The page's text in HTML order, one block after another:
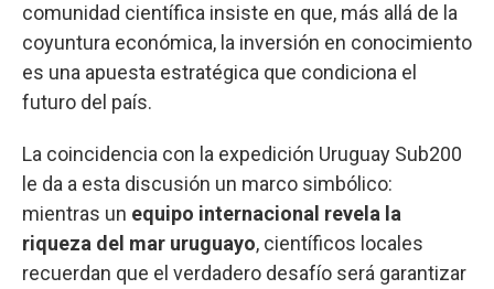
comunidad científica insiste en que, más allá de la
coyuntura económica, la inversión en conocimiento
es una apuesta estratégica que condiciona el
futuro del país.
La coincidencia con la expedición Uruguay Sub200
le da a esta discusión un marco simbólico:
mientras un equipo internacional revela la
riqueza del mar uruguayo, científicos locales
recuerdan que el verdadero desafío será garantizar